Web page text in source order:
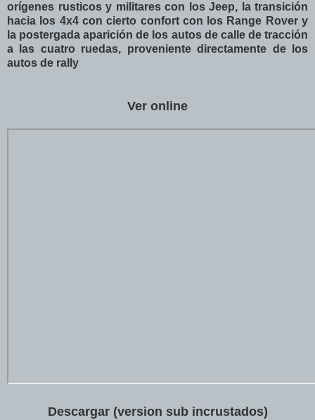
orígenes rusticos y militares con los Jeep, la transición
hacia los 4x4 con cierto confort con los Range Rover y
la postergada aparición de los autos de calle de tracción
a las cuatro ruedas, proveniente directamente de los
autos de rally
Ver online
Descargar (version sub incrustados)